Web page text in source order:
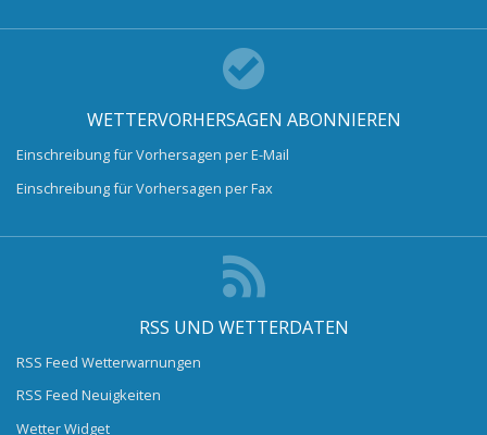
WETTERVORHERSAGEN ABONNIEREN
Einschreibung für Vorhersagen per E-Mail
Einschreibung für Vorhersagen per Fax
RSS UND WETTERDATEN
RSS Feed Wetterwarnungen
RSS Feed Neuigkeiten
Wetter Widget